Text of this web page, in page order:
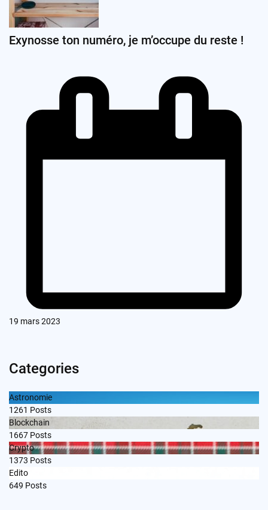
Exynosse ton numéro, je m’occupe du reste !
19 mars 2023
Categories
Astronomie
1261 Posts
Blockchain
1667 Posts
Crypto
1373 Posts
Edito
649 Posts